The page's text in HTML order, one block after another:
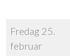
Fredag 25.
februar